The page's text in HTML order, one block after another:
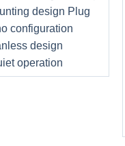
design Plug
configuration
design
operation